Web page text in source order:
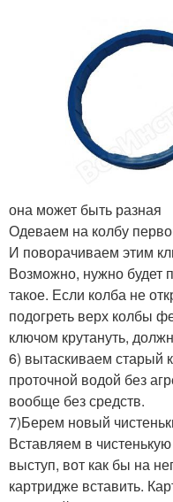
она может быть разная
Одеваем на колбу
И поворачиваем этим
Возможно, нужно будет
такое. Если колба не
подогреть верх колбы
ключом крутануть,
6) вытаскиваем старый
проточной водой без
вообще без средств.
7)Берем новый
Вставляем в
выступ, вот как бы на
картридже вставить.